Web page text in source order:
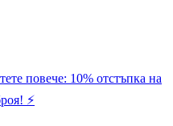
повече: 10% отстъпка на
⚡️